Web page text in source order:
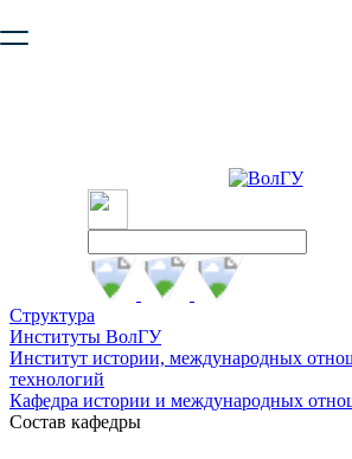
безопасную работу с сайтом. Пожалуйста
Структура
Институты ВолГУ
Институт истории, международных
технологий
Кафедра истории и международных
Состав кафедры